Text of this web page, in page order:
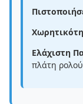
Ελάχιστη
πλάτη